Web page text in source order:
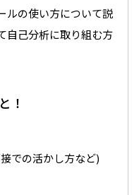
ルの使い方について説
自己分析に取り組む方
！
での活かし方など)